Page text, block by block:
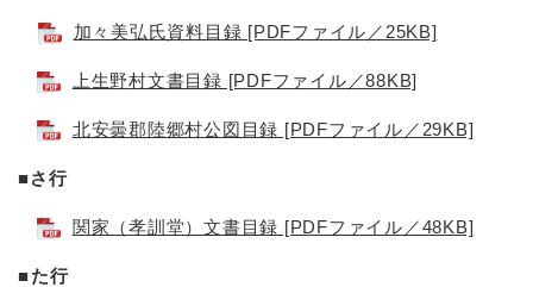
加々美弘氏資料目録 [PDFファイル／25KB]
上生野村文書目録 [PDFファイル／88KB]
北安曇郡陸郷村公図目録 [PDFファイル／29KB]
■さ行
関家（孝訓堂）文書目録 [PDFファイル／48KB]
■た行